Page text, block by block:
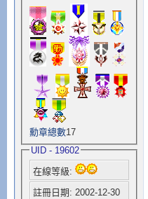
勳章總數17
UID - 19602
在線等級:
註冊日期: 2002-12-30